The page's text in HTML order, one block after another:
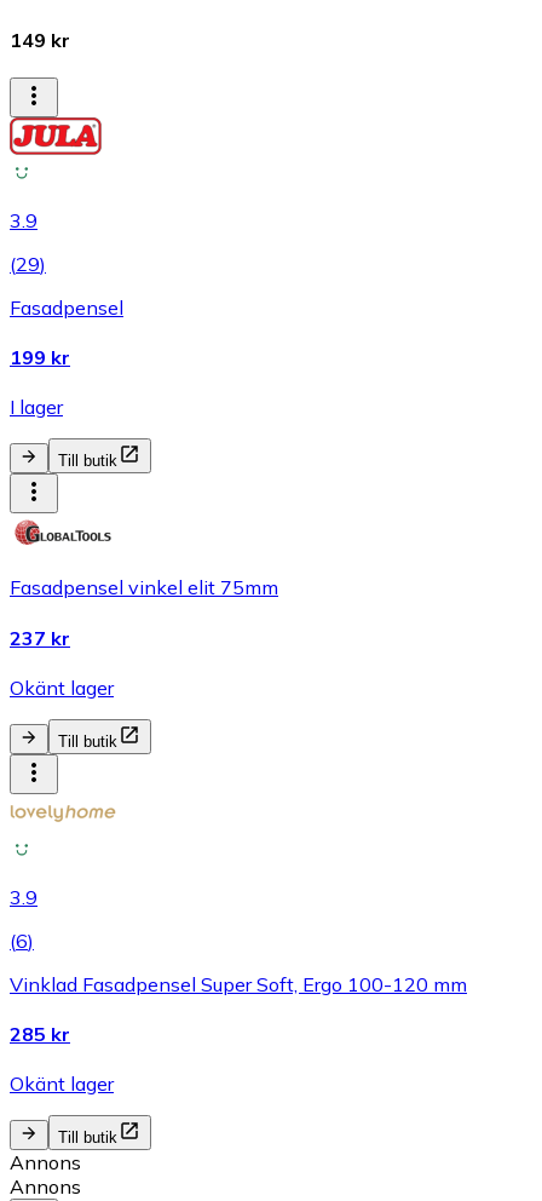
149 kr
3.9
(29)
Fasadpensel
199 kr
I lager
Till butik
Fasadpensel vinkel elit 75mm
237 kr
Okänt lager
Till butik
3.9
(6)
Vinklad Fasadpensel Super Soft, Ergo 100-120 mm
285 kr
Okänt lager
Till butik
Annons
Annons